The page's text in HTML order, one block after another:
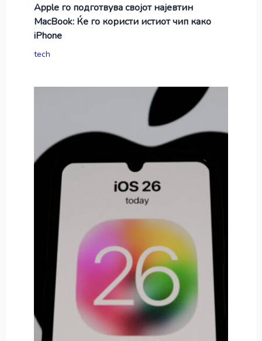
Apple го подготвува својот најевтин
MacBook: Ќе го користи истиот чип како
iPhone
tech